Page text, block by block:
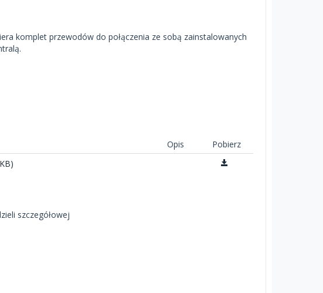
komplet przewodów do połączenia ze sobą zainstalowanych
Opis
Pobierz
szczegółowej